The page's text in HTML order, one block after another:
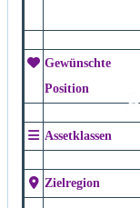
Gewünschte
Position
Assetklassen
Zielregion